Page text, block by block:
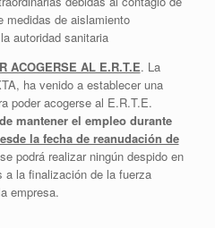
medidas de aislamiento
autoridad sanitaria
ACOGERSE AL E.R.T.E. La
ha venido a establecer una
poder acogerse al E.R.T.E.
mantener el empleo durante
la fecha de reanudación de
podrá realizar ningún despido en
la finalización de la fuerza
empresa.